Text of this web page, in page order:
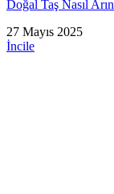
Doğal Taş Nasıl
27 Mayıs 2025
İncile